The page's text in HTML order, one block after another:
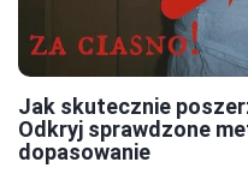
Jak skutecznie
Odkryj sprawdzone
dopasowanie